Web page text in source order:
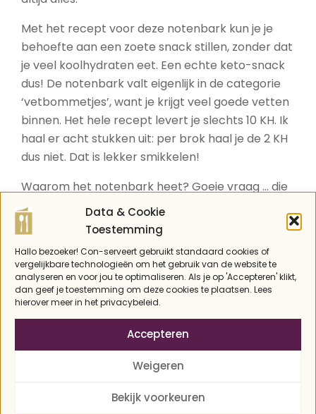
Data & Cookie
Toestemming
Hallo bezoeker! Con-serveert gebruikt standaard cookies of
vergelijkbare technologieën om het gebruik van de website te
analyseren en voor jou te optimaliseren. Als je op 'Accepteren' klikt,
dan geef je toestemming om deze cookies te plaatsen. Lees
hierover meer in het privacybeleid.
Accepteren
Weigeren
Bekijk voorkeuren
Met het recept voor deze notenbark kun je je
behoefte aan een zoete snack stillen, zonder dat
je veel koolhydraten eet. Een echte keto-snack
dus! De notenbark valt eigenlijk in de categorie
‘vetbommetjes’, want je krijgt veel goede vetten
binnen. Het hele recept levert je slechts 10 KH. Ik
haal er acht stukken uit: per brok haal je de 2 KH
dus niet. Dat is lekker smikkelen!
Waarom het notenbark heet? Goeie vraag … die
noten, dat is logisch lijkt me. Maar die bark? Die
term komt uit Amerika en wordt in de foodie
wereld gebruikt voor wat eigenlijk een soort reep
is met vulling, die je in stukken breekt voordat je
‘m opeet. De structuur zou een beetje op
boomschors lijken, inderdaad: bark in het Engels.
Maar ja, om het nu notenschors te noemen is ook
weer een beetje raar. En het beestje moet een
naam hebben hè, dus ik heb toch maar voor
notenbark gekozen. Tenzij jij een betere naam